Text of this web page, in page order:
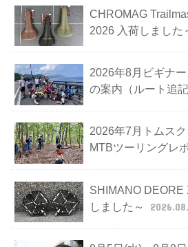
CHROMAG
2026 入荷しました
2026年8月ビギナ
の案内（ルート追記
2026年7月トムス
MTBツーリングレ
SHIMANO DEORE
しました～